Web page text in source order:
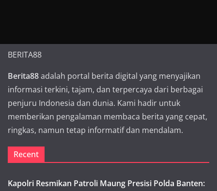
BERITA88
Berita88adalah portal berita digital yang menyajikan
informasi terkini, tajam, dan terpercaya dari berbagai
penjuru Indonesia dan dunia. Kami hadir untuk
memberikan pengalaman membaca berita yang cepat,
ringkas, namun tetap informatif dan mendalam.
Recent
Kapolri Resmikan Patroli Maung Presisi Polda Banten: